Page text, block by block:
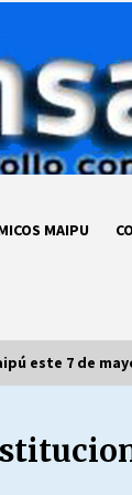
MAIPU
LA
69
este 7 de